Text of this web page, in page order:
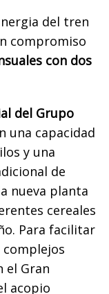
del tren
compromiso
con dos
del Grupo
una capacidad
y una
de
nueva planta
cereales
Para facilitar
complejos
el Gran
acopio